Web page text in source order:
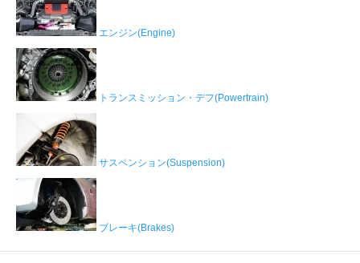
エンジン(Engine)
トランスミッション・デフ(Powertrain)
サスペンション(Suspension)
ブレーキ(Brakes)